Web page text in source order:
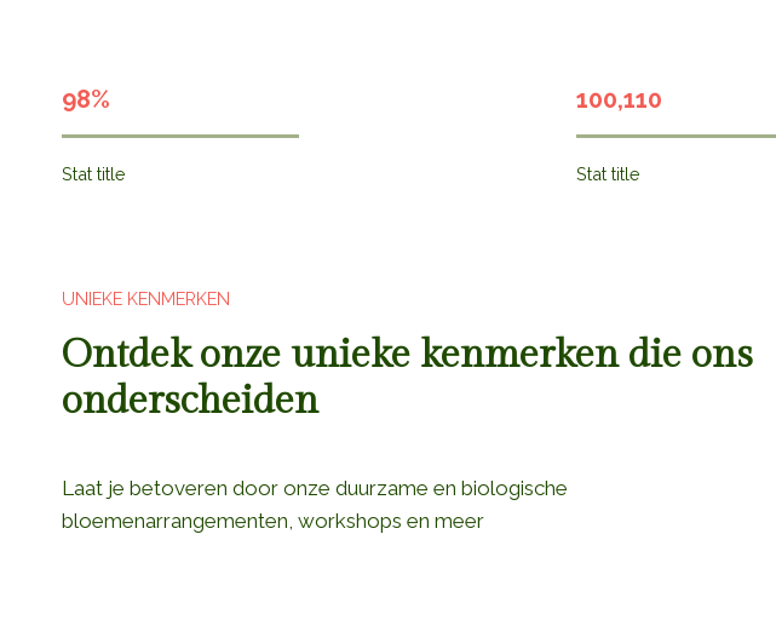
98%
Stat title
100,110
Stat title
UNIEKE KENMERKEN
Ontdek onze unieke kenmerken die ons
onderscheiden
Laat je betoveren door onze duurzame en biologische
bloemenarrangementen, workshops en meer